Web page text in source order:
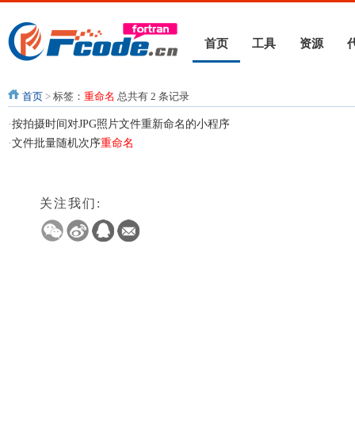
首页 工具 资源
首页 > 标签： 重命名 总共有 2 条记录
·按拍摄时间对JPG照片文件重新命名的小程序
·文件批量随机次序重命名
关注我们: